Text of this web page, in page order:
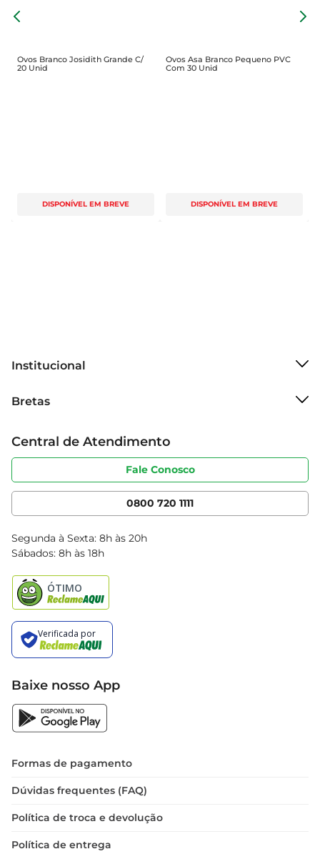
deliciosa para incluir em sua alimentação.
Ovos Branco Josidith Grande C/
20 Unid
DISPONÍVEL EM BREVE
Ovos Asa Branco Pequeno PVC
Com 30 Unid
DISPONÍVEL EM BREVE
Institucional
Grupo Cencosud
Sobre privacidade
Portal do fornecedor
Cencosud Media
Bretas
Produtos Bretas
Código de ética
Serviços
Clube Bretas
Blog Bretas
Black Friday
Central de Atendimento
Fale Conosco
0800 720 1111
Segunda à Sexta: 8h às 20h
Sábados: 8h às 18h
Baixe nosso App
Formas de pagamento
Dúvidas frequentes (FAQ)
Política de troca e devolução
Política de entrega